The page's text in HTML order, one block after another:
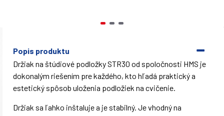
Popis produktu
Držiak na štúdiové podložky STR30 od spoločnosti HMS je
dokonalým riešením pre každého, kto hľadá praktický a
estetický spôsob uloženia podložiek na cvičenie.
Držiak sa ľahko inštaluje a je stabilný. Je vhodný na